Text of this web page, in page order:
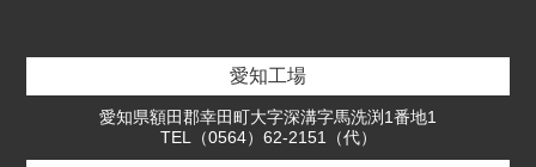
愛知工場
愛知県額田郡幸田町大字深溝字馬洗渕1番地1
TEL（0564）62-2151（代）